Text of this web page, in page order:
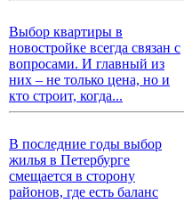
Выбор квартиры в
новостройке всегда связан с
вопросами. И главный из
них – не только цена, но и
кто строит, когда...
В последние годы выбор
жилья в Петербурге
смещается в сторону
районов, где есть баланс